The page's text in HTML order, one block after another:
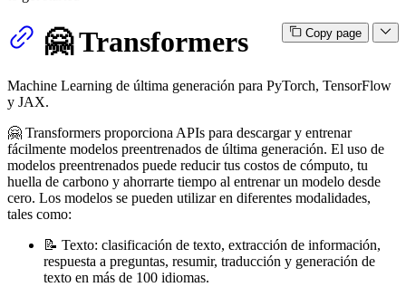
Copy page
🤗 Transformers
Machine Learning de última generación para PyTorch, TensorFlow
y JAX.
🤗 Transformers proporciona APIs para descargar y entrenar
fácilmente modelos preentrenados de última generación. El uso de
modelos preentrenados puede reducir tus costos de cómputo, tu
huella de carbono y ahorrarte tiempo al entrenar un modelo desde
cero. Los modelos se pueden utilizar en diferentes modalidades,
tales como:
📝 Texto: clasificación de texto, extracción de información,
respuesta a preguntas, resumir, traducción y generación de
texto en más de 100 idiomas.